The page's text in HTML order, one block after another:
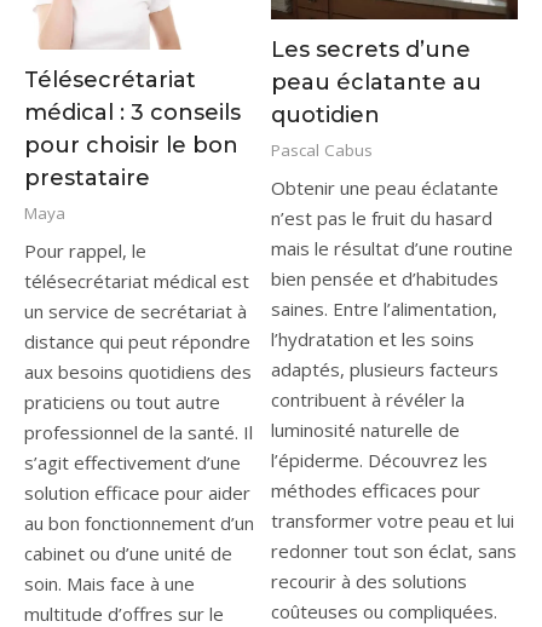
Télésecrétariat
médical : 3 conseils
pour choisir le bon
prestataire
Maya
Pour rappel, le
télésecrétariat médical est
un service de secrétariat à
distance qui peut répondre
aux besoins quotidiens des
praticiens ou tout autre
professionnel de la santé. Il
s’agit effectivement d’une
solution efficace pour aider
au bon fonctionnement d’un
cabinet ou d’une unité de
soin. Mais face à une
multitude d’offres sur le
Les secrets d’une
peau éclatante au
quotidien
Pascal Cabus
Obtenir une peau éclatante
n’est pas le fruit du hasard
mais le résultat d’une routine
bien pensée et d’habitudes
saines. Entre l’alimentation,
l’hydratation et les soins
adaptés, plusieurs facteurs
contribuent à révéler la
luminosité naturelle de
l’épiderme. Découvrez les
méthodes efficaces pour
transformer votre peau et lui
redonner tout son éclat, sans
recourir à des solutions
coûteuses ou compliquées.